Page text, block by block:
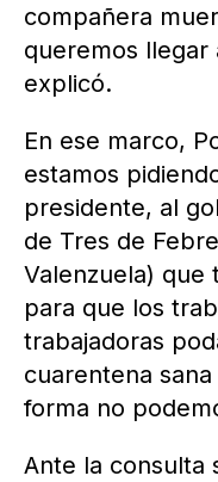
compañera
queremos llegar
explicó.
En ese marco,
estamos
presidente, al
de Tres de
Valenzuela) que
para que los
trabajadoras
cuarentena
forma no
Ante la consulta